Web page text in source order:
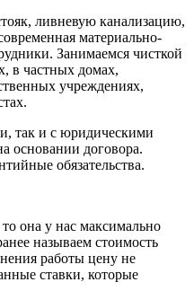
ливневую канализацию,
материально-
Занимаемся чисткой
в частных домах,
учреждениях,
так и с юридическими
основании договора.
обязательства.
она у нас максимально
называем стоимость
работы цену не
ставки, которые